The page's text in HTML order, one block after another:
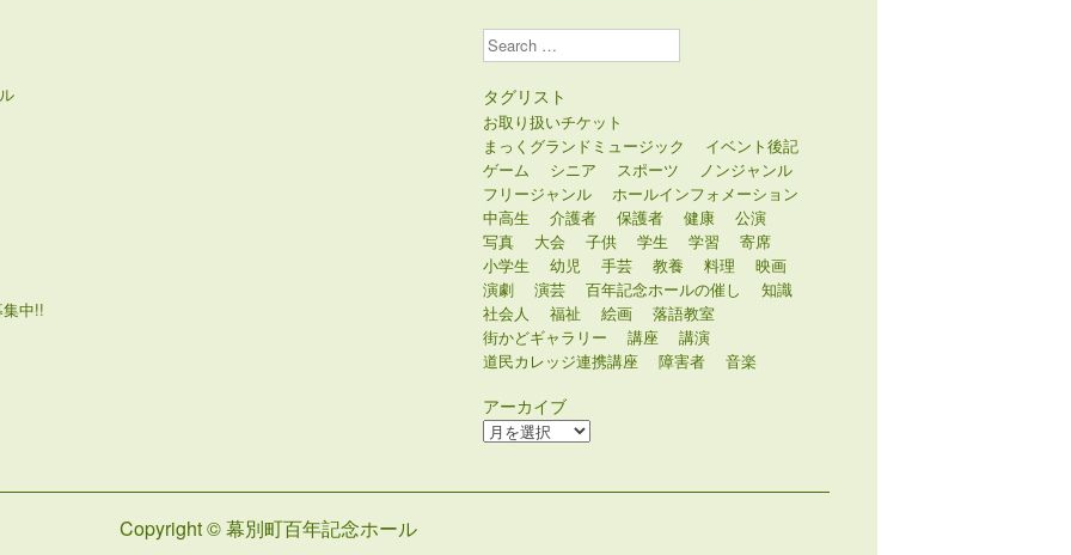
中!!
Search
タグリスト
お取り扱いチケット
まっくグランドミュージック
イベント後記
ゲーム
シニア スポーツ
ノンジャンル
フリージャンル
ホールインフォメーション
中高生
介護者 保護者 健康
公演
写真
大会 子供 学生 学習
寄席
小学生
幼児 手芸 教養 料理
映画
演劇
演芸 百年記念ホールの催し
知識
社会人
福祉 絵画
落語教室
街かどギャラリー
講座
講演
道民カレッジ連携講座
障害者 音楽
アーカイブ
ア
Copyright © 幕別町百年記念ホール